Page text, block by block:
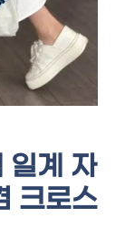
계 자
크로스